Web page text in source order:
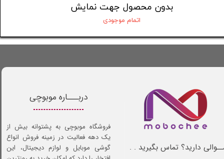
بدون محصول جهت نمایش
دارید؟ تماس بگیرید . .
دربـــاره موبوچی
فروشگاه موبوچی به پشتوانه بیش از
یک دهه فعالیت در زمینه فروش انواع
گوشی موبایل و لوازم دیجیتال، این